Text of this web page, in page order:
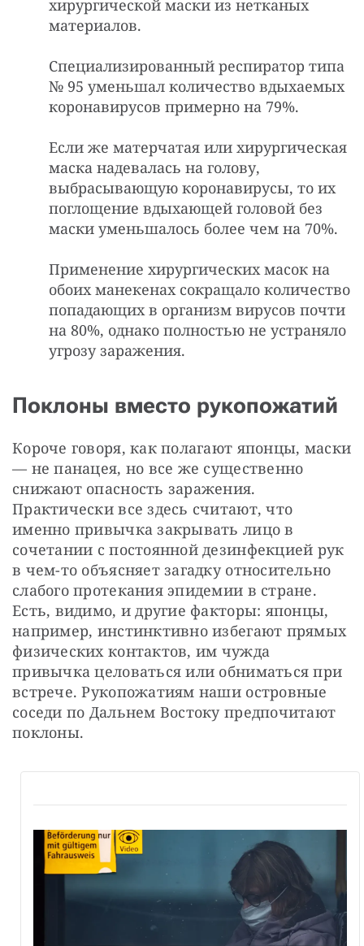
хирургической маски из нетканых
материалов.
Специализированный респиратор типа
№ 95 уменьшал количество вдыхаемых
коронавирусов примерно на 79%.
Если же матерчатая или хирургическая
маска надевалась на голову,
выбрасывающую коронавирусы, то их
поглощение вдыхающей головой без
маски уменьшалось более чем на 70%.
Применение хирургических масок на
обоих манекенах сокращало количество
попадающих в организм вирусов почти
на 80%, однако полностью не устраняло
угрозу заражения.
Поклоны вместо рукопожатий
Короче говоря, как полагают японцы, маски
— не панацея, но все же существенно
снижают опасность заражения.
Практически все здесь считают, что
именно привычка закрывать лицо в
сочетании с постоянной дезинфекцией рук
в чем-то объясняет загадку относительно
слабого протекания эпидемии в стране.
Есть, видимо, и другие факторы: японцы,
например, инстинктивно избегают прямых
физических контактов, им чужда
привычка целоваться или обниматься при
встрече. Рукопожатиям наши островные
соседи по Дальнем Востоку предпочитают
поклоны.